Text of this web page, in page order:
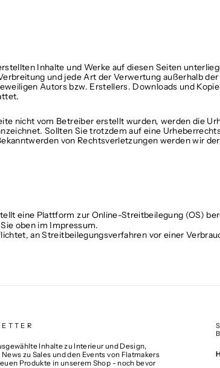
Inhalte und Werke auf diesen Seiten
und jede Art der Verwertung außerhalb
Autors bzw. Erstellers. Downloads und
nicht vom Betreiber erstellt wurden, werden die
Sollten Sie trotzdem auf eine
von Rechtsverletzungen werden wir
eine Plattform zur Online-Streitbeilegung (OS)
oben im Impressum.
an Streitbeilegungsverfahren vor einer
Inhalte zu Interieur und Design,
zu Sales und den Events von Flatmakers
Produkte in unserem Shop - noch bevor